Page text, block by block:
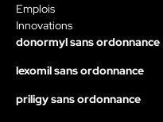
Emplois
Innovations
donormyl sans ordonnance
lexomil sans ordonnance
priligy sans ordonnance